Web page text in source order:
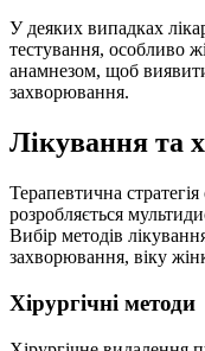
У деяких випадках
тестування, особливо
анамнезом, щоб
захворювання.
Лікування та
Терапевтична
розробляється
Вибір методів
захворювання, віку
Хірургічні методи